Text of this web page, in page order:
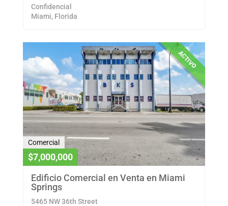
Confidencial
Miami, Florida
ACTIVO
Comercial
$7,000,000
Edificio Comercial en Venta en Miami
Springs
5465 NW 36th Street